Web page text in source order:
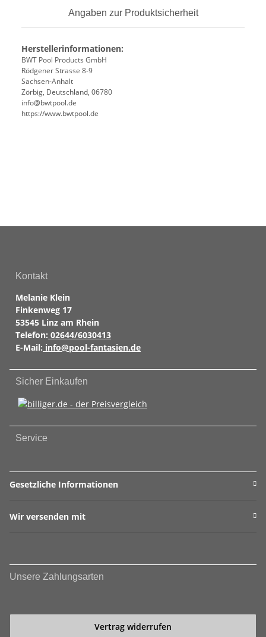
Angaben zur Produktsicherheit
Herstellerinformationen:
BWT Pool Products GmbH
Rödgener Strasse 8-9
Sachsen-Anhalt
Zörbig, Deutschland, 06780
info@bwtpool.de
https://www.bwtpool.de
Kontakt
Melanie Klein
Finkenweg 17
53545 Linz am Rhein
Telefon: 02644/6030413
E-Mail: info@pool-fantasien.de
Sicher Einkaufen
Service
Gesetzliche Informationen
Wir versenden mit
Unsere Zahlungsarten
Vertrag widerrufen